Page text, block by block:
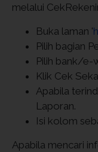
melalui
Buka laman '
Pilih bagian
Pilih bank/e-
Klik Cek
Apabila
Laporan.
Isi kolom
Apabila mencari